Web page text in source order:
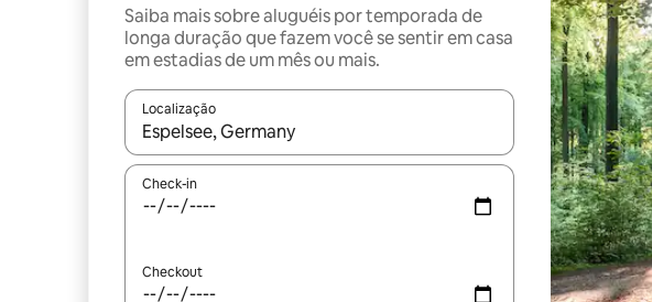
Saiba mais sobre aluguéis por temporada de
longa duração que fazem você se sentir em casa
em estadias de um mês ou mais.
Localização
Quando os resultados estiverem disponíveis, explore-os usando as
Check-in
Checkout